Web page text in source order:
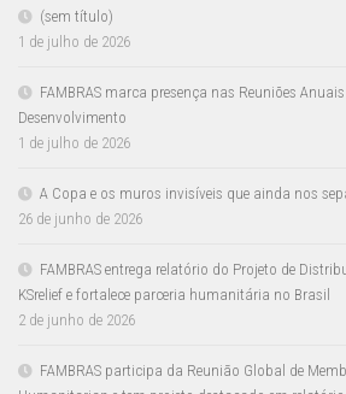
(sem título)
1 de julho de 2026
FAMBRAS marca presença nas Reuniões
Desenvolvimento
1 de julho de 2026
A Copa e os muros invisíveis que ainda nos
26 de junho de 2026
FAMBRAS entrega relatório do Projeto de
KSrelief e fortalece parceria humanitária no Brasil
2 de junho de 2026
FAMBRAS participa da Reunião Global de